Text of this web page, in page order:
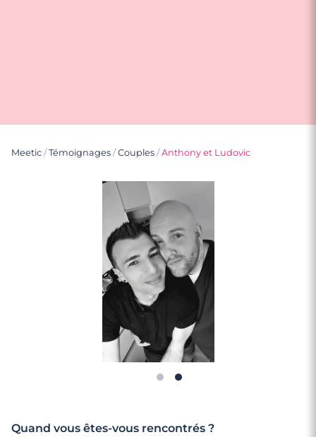
Meetic /Témoignages /Couples /Anthony et Ludovic
Quand vous êtes-vous rencontrés ?